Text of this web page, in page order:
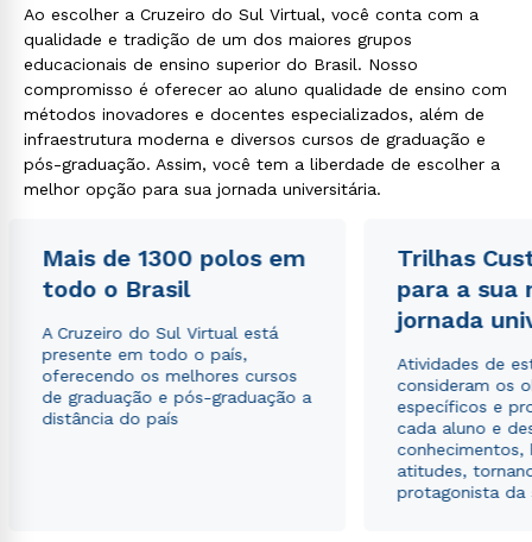
Ao escolher a Cruzeiro do Sul Virtual, você conta com a
qualidade e tradição de um dos maiores grupos
educacionais de ensino superior do Brasil. Nosso
compromisso é oferecer ao aluno qualidade de ensino com
métodos inovadores e docentes especializados, além de
infraestrutura moderna e diversos cursos de graduação e
pós-graduação. Assim, você tem a liberdade de escolher a
melhor opção para sua jornada universitária.
Mais de 1300 polos em
todo o Brasil
A Cruzeiro do Sul Virtual está
presente em todo o país,
oferecendo os melhores cursos
de graduação e pós-graduação a
distância do país
Trilhas
para a sua
jornada
Atividades de
consideram os
específicos e
cada aluno e
conhecimentos,
atitudes,
protagonista da